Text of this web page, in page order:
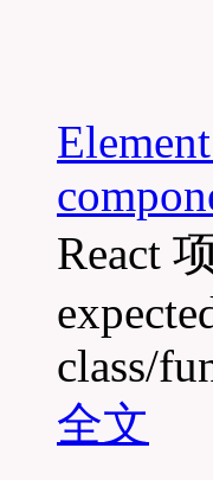
React
class/
全文